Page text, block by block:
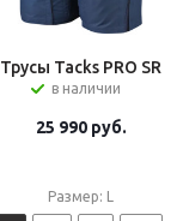
Трусы Tacks PRO SR
в наличии
25 990руб.
Размер: L